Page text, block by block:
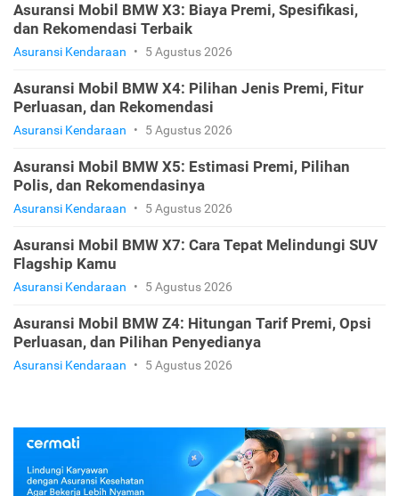
Asuransi Mobil BMW X3: Biaya Premi, Spesifikasi,
dan Rekomendasi Terbaik
Asuransi Kendaraan • 5 Agustus 2026
Asuransi Mobil BMW X4: Pilihan Jenis Premi, Fitur
Perluasan, dan Rekomendasi
Asuransi Kendaraan • 5 Agustus 2026
Asuransi Mobil BMW X5: Estimasi Premi, Pilihan
Polis, dan Rekomendasinya
Asuransi Kendaraan • 5 Agustus 2026
Asuransi Mobil BMW X7: Cara Tepat Melindungi SUV
Flagship Kamu
Asuransi Kendaraan • 5 Agustus 2026
Asuransi Mobil BMW Z4: Hitungan Tarif Premi, Opsi
Perluasan, dan Pilihan Penyedianya
Asuransi Kendaraan • 5 Agustus 2026